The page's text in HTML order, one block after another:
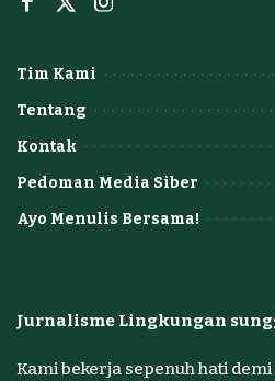
Tim Kami
Tentang
Kontak
Pedoman Media Siber
Ayo Menulis Bersama!
Jurnalisme Lingkungan
Kami bekerja sepenuh hati